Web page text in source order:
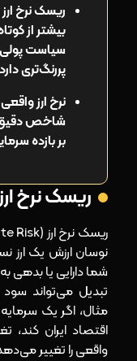
ریسک نرخ
بیشتر از
سیاست
پررنگ‌تری
شاخص
بر بازده
ریسک نرخ
نوسان ارزش یک ارز
شما دارایی یا بدهی‌ به
تبدیل می‌تواند سود
مثال، اگر یک
اقتصاد ایران کند،
واقعی را تغییر